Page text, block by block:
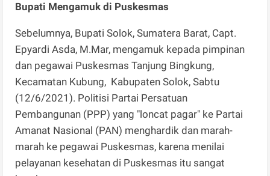
Bupati Mengamuk di Puskesmas
Sebelumnya, Bupati Solok, Sumatera Barat, Capt.
Epyardi Asda, M.Mar, mengamuk kepada pimpinan
dan pegawai Puskesmas Tanjung Bingkung,
Kecamatan Kubung, Kabupaten Solok, Sabtu
(12/6/2021). Politisi Partai Persatuan
Pembangunan (PPP) yang "loncat pagar" ke Partai
Amanat Nasional (PAN) menghardik dan marah-
marah ke pegawai Puskesmas, karena menilai
pelayanan kesehatan di Puskesmas itu sangat